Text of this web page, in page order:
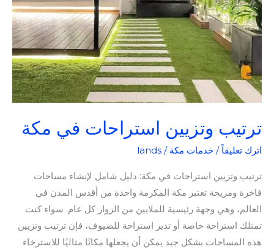
ترتيب وتزيين استراحات في مكة
اترك تعليقاً / خدمات مكة /
lands
ترتيب وتزيين استراحات في مكة: دليل شامل لإنشاء مساحات
فاخرة ومريحة تعتبر مكة المكرمة واحدة من أقدس المدن في
العالم، وهي وجهة رئيسية للملايين من الزوار كل عام. سواء كنت
تمتلك استراحة خاصة أو تدير استراحة للضيوف، فإن ترتيب وتزيين
هذه المساحات بشكل جيد يمكن أن يجعلها مكانًا مثاليًا للاسترخاء